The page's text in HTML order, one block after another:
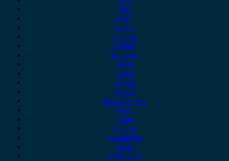
Fiat
Ford
Geely
Gonow
Honda
Hyundai
Isuzu
iveco
Jaecoo
Jaguar
Jeep Chrysler
KIA
Lada
Lancia
Leapmotor
Lexus
Lynk & co